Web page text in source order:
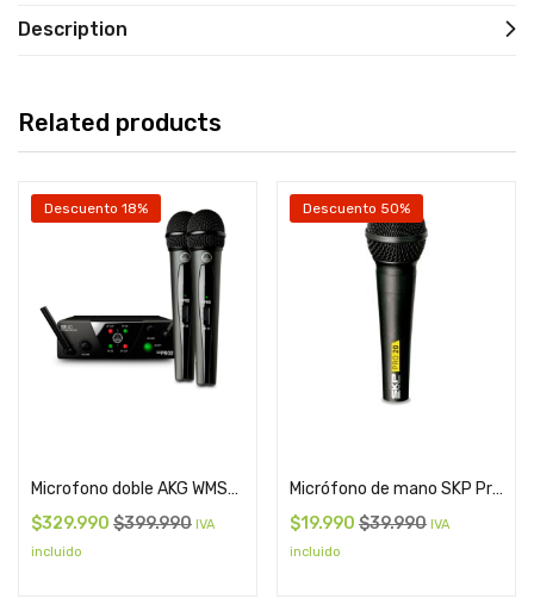
Description
Related products
Descuento 18%
Microfono doble AKG WMS40 Mini2 Vocal 25A/C
$329.990 $399.990 IVA
incluido
Descuento 50%
Micrófono de mano SKP Pro 20
$19.990 $39.990 IVA
incluido